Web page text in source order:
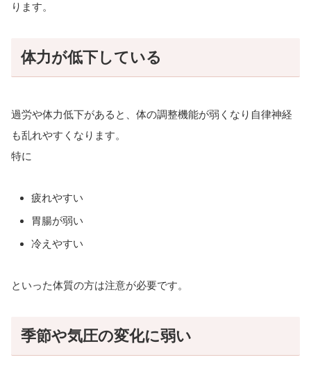
ります。
体力が低下している
過労や体力低下があると、体の調整機能が弱くなり自律神経
も乱れやすくなります。
特に
疲れやすい
胃腸が弱い
冷えやすい
といった体質の方は注意が必要です。
季節や気圧の変化に弱い